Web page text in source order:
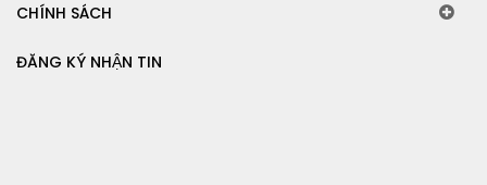
CHÍNH SÁCH
ĐĂNG KÝ NHẬN TIN